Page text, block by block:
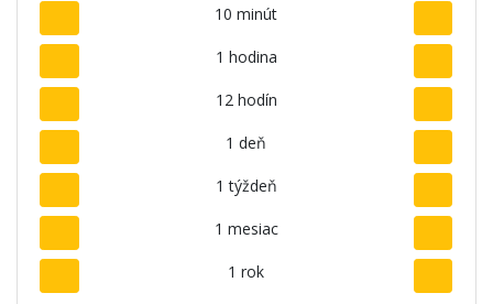
10 minút
1 hodina
12 hodín
1 deň
1 týždeň
1 mesiac
1 rok